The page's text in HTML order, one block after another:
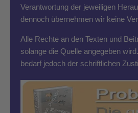
Verantwortung der jeweiligen
dennoch übernehmen wir keine
Alle Rechte an den Texten und
solange die Quelle angegeben
bedarf jedoch der schriftlichen